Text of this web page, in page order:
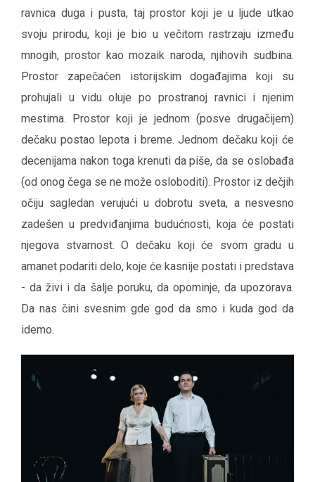
ravnica duga i pusta, taj prostor koji je u ljude utkao
svoju prirodu, koji je bio u večitom rastrzaju između
mnogih, prostor kao mozaik naroda, njihovih sudbina.
Prostor zapečaćen istorijskim događajima koji su
prohujali u vidu oluje po prostranoj ravnici i njenim
mestima. Prostor koji je jednom (posve drugačijem)
dečaku postao lepota i breme. Jednom dečaku koji će
decenijama nakon toga krenuti da piše, da se oslobađa
(od onog čega se ne može osloboditi). Prostor iz dečjih
očiju sagledan verujući u dobrotu sveta, a nesvesno
zadešen u predviđanjima budućnosti, koja će postati
njegova stvarnost. O dečaku koji će svom gradu u
amanet podariti delo, koje će kasnije postati i predstava
- da živi i da šalje poruku, da opominje, da upozorava.
Da nas čini svesnim gde god da smo i kuda god da
idemo.